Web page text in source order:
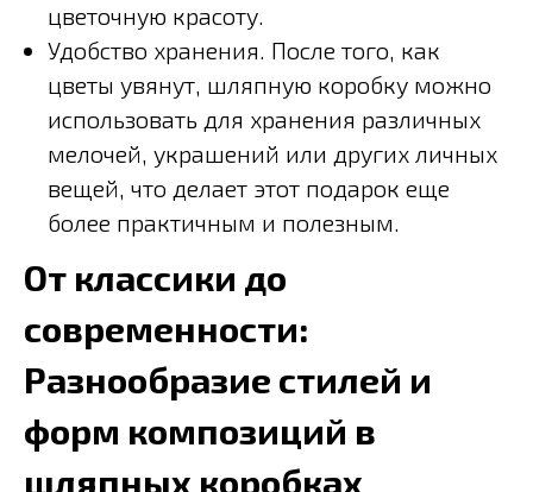
цветочную красоту.
Удобство хранения. После того, как
цветы увянут, шляпную коробку можно
использовать для хранения различных
мелочей, украшений или других личных
вещей, что делает этот подарок еще
более практичным и полезным.
От классики до
современности:
Разнообразие стилей и
форм композиций в
шляпных коробках